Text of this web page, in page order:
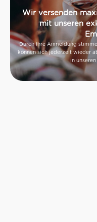
Wir versenden
mit unseren
Durch Ihre Anmeldung
können sich jederzeit wieder
in unseren